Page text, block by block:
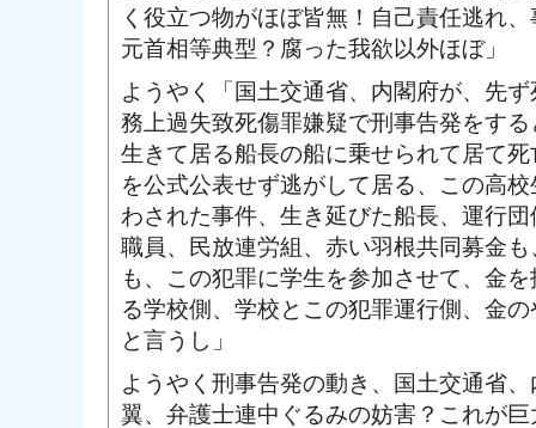
く役立つ物がほぼ皆無！自己責任逃れ
元首相等典型？腐った我欲以外ほぼ」
ようやく「国土交通省、内閣府が、先
務上過失致死傷罪嫌疑で刑事告発をす
生きて居る船長の船に乗せられて居て
を公式公表せず逃がして居る、この高
わされた事件、生き延びた船長、運行
職員、民放連労組、赤い羽根共同募金
も、この犯罪に学生を参加させて、金
る学校側、学校とこの犯罪運行側、金
と言うし」
ようやく刑事告発の動き、国土交通省
翼、弁護士連中ぐるみの妨害？これが